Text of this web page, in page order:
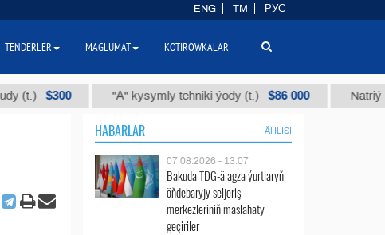
$300 "А" kysymly tehniki ýody (t.) $86 000 Natriý hlorly
HABARLAR ÄHLISI
07.08.2026 - 13:07
Bakuda TDG-ä agza ýurtlaryň
öňdebaryjy seljeriş
merkezleriniň maslahaty
geçiriler
ENG TM РУС
TENDERLER MAGLUMAT KOTIROWKALAR